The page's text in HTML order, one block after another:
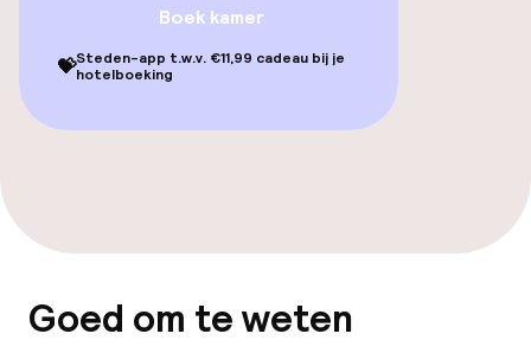
Zwemmen & wellness
Boek kamer
💝Steden-app t.w.v. €11,99 cadeau bij je
hotelboeking
Goed om te weten